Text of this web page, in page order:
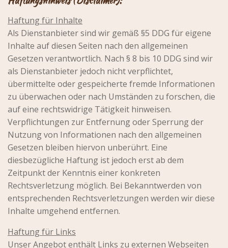
Haftung für Inhalte
Als Dienstanbieter sind wir gemäß §5 DDG für eigene
Inhalte auf diesen Seiten nach den allgemeinen
Gesetzen verantwortlich. Nach § 8 bis 10 DDG sind wir
als Dienstanbieter jedoch nicht verpflichtet,
übermittelte oder gespeicherte fremde Informationen
zu überwachen oder nach Umständen zu forschen, die
auf eine rechtswidrige Tätigkeit hinweisen.
Verpflichtungen zur Entfernung oder Sperrung der
Nutzung von Informationen nach den allgemeinen
Gesetzen bleiben hiervon unberührt. Eine
diesbezügliche Haftung ist jedoch erst ab dem
Zeitpunkt der Kenntnis einer konkreten
Rechtsverletzung möglich. Bei Bekanntwerden von
entsprechenden Rechtsverletzungen werden wir diese
Inhalte umgehend entfernen.
Haftung für Links
Unser Angebot enthält Links zu externen Webseiten